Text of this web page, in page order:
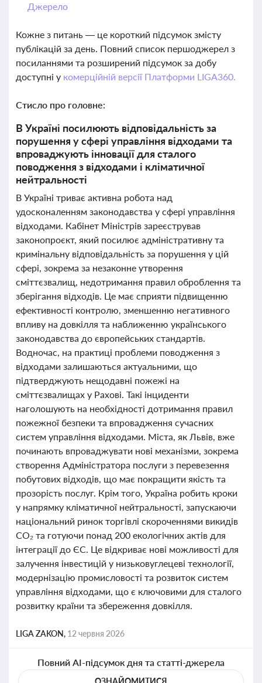
Джерело
Кожне з питань — це короткий підсумок змісту
публікацій за день. Повний список першоджерел з
посиланнями та розширений підсумок за добу
доступні у комерційній версії Платформи LIGA360.
Стисло про головне:
В Україні посилюють відповідальність за
порушення у сфері управління відходами та
впроваджують інновації для сталого
поводження з відходами і кліматичної
нейтральності
В Україні триває активна робота над
удосконаленням законодавства у сфері управління
відходами. Кабінет Міністрів зареєстрував
законопроєкт, який посилює адміністративну та
кримінальну відповідальність за порушення у цій
сфері, зокрема за незаконне утворення
сміттєзвалищ, недотримання правил оброблення та
зберігання відходів. Це має сприяти підвищенню
ефективності контролю, зменшенню негативного
впливу на довкілля та наближенню українського
законодавства до європейських стандартів.
Водночас, на практиці проблеми поводження з
відходами залишаються актуальними, що
підтверджують нещодавні пожежі на
сміттєзвалищах у Рахові. Такі інциденти
наголошують на необхідності дотримання правил
пожежної безпеки та впровадження сучасних
систем управління відходами. Міста, як Львів, вже
починають впроваджувати нові механізми, зокрема
створення Адміністратора послуги з перевезення
побутових відходів, що має покращити якість та
прозорість послуг. Крім того, Україна робить кроки
у напрямку кліматичної нейтральності, запускаючи
національний ринок торгівлі скороченнями викидів
CO₂ та готуючи понад 200 екологічних актів для
інтеграції до ЄС. Це відкриває нові можливості для
залучення інвестицій у низьковуглецеві технології,
модернізацію промисловості та розвиток систем
управління відходами, що є ключовими для сталого
розвитку країни та збереження довкілля.
LIGA ZAKON, 12 червня 2026
Повний AI-підсумок дня та статті-джерела
ОЗНАЙОМИТИСЯ